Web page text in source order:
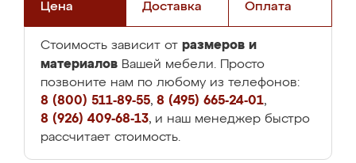
Цена Доставка Оплата
Стоимость зависит от размеров и
материалов Вашей мебели. Просто
позвоните нам по любому из телефонов:
8 (800) 511-89-55, 8 (495) 665-24-01,
8 (926) 409-68-13, и наш менеджер быстро
рассчитает стоимость.